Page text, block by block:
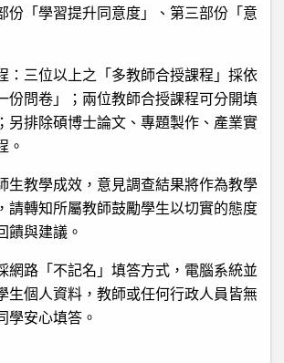
份「學習提升同意度」、第三部份「意
：三位以上之「多教師合授課程」採依
份問卷」；兩位教師合授課程可分開填
另排除碩博士論文、專題製作、產業實
。
生教學成效，意見調查結果將作為教學
請轉知所屬教師鼓勵學生以切實的態度
饋與建議。
網路「不記名」填答方式，電腦系統並
生個人資料，教師或任何行政人員皆無
學安心填答。